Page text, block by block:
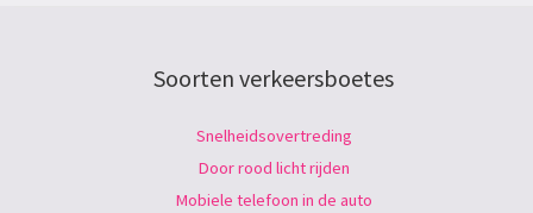
Soorten verkeersboetes
Snelheidsovertreding
Door rood licht rijden
Mobiele telefoon in de auto